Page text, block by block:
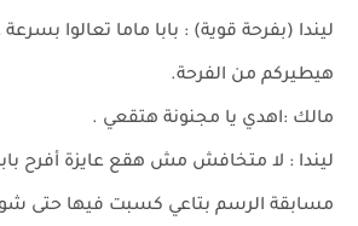
ليندا (بفرحة قوية) : بابا ماما تعالوا
هيطيركم من الفرحة.
مالك :اهدي يا مجنونة هتقعي .
ليندا : لا متخافش مش هقع عايزة أفرح
مسابقة الرسم بتاعي كسبت فيها حتى